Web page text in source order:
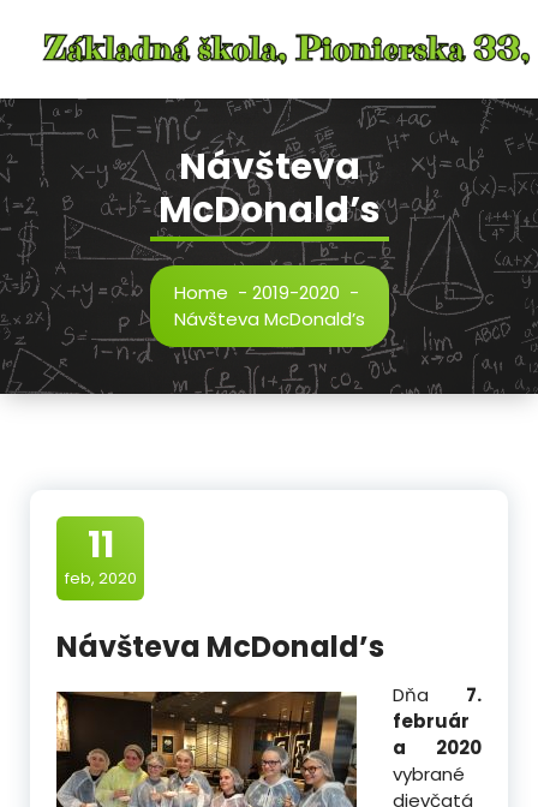
content
Návšteva
McDonald’s
Home - 2019-2020 -
Návšteva McDonald’s
11
feb, 2020
Návšteva McDonald’s
Dňa 7.
február
a 2020
vybrané
dievčatá